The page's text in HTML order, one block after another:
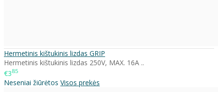
Hermetinis kištukinis lizdas GRIP
Hermetinis kištukinis lizdas 250V, MAX. 16A ..
€385
Neseniai žiūrėtos Visos prekės